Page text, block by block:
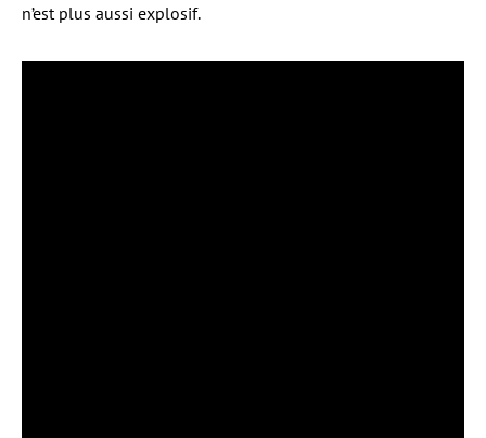
n’est plus aussi explosif.